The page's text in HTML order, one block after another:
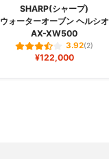
SHARP(シャープ)
ウォーターオーブン ヘルシオ
AX-XW500
3.92(2)
¥122,000